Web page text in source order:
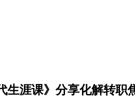
生涯课》分享化解转